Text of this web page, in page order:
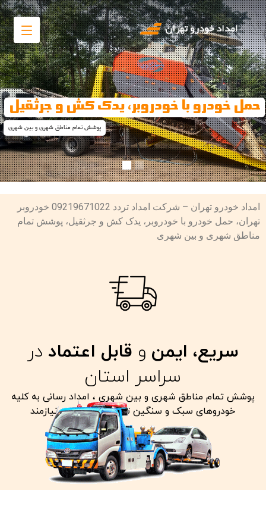
حمل خودرو با خودروبر، یدک کش و جرثقیل
پوشش تمام مناطق شهری و بین شهری
امداد خودرو تهران – شرکت امداد تردد 09219671022 خودروبر
تهران، حمل خودرو با خودروبر، یدک کش و جرثقیل، پوشش تمام
مناطق شهری و بین شهری
سریع، ایمن و قابل اعتماد در
سراسر استان
پوشش تمام مناطق شهری و بین شهری ، امداد رسانی به کلیه
خودروهای سبک و سنگین تصادفی معیوب و نیازمند